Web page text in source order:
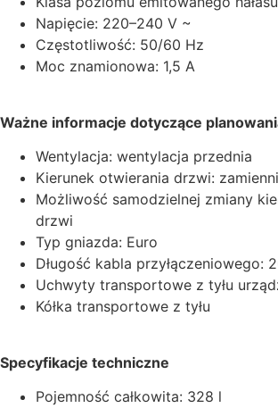
Napięcie: 220–240 V ~
Częstotliwość: 50/60 Hz
Moc znamionowa: 1,5 A
Ważne informacje dotyczące
Wentylacja: wentylacja przednia
Kierunek otwierania drzwi:
Możliwość samodzielnej zmiany
drzwi
Typ gniazda: Euro
Długość kabla przyłączeniowego:
Uchwyty transportowe z tyłu
Kółka transportowe z tyłu
Specyfikacje techniczne
Pojemność całkowita: 328 l